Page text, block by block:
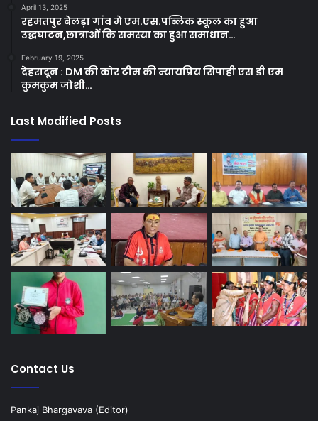
April 13, 2025
रहमतपुर बेलड़ा गांव मे एम.एस.पब्लिक स्कूल का हुआ
उद्धघाटन,छात्राओं कि समस्या का हुआ समाधान…
February 19, 2025
देहरादून : DM की कोर टीम की न्यायप्रिय सिपाही एस डी एम
कुमकुम जोशी…
Last Modified Posts
Contact Us
Pankaj Bhargavava (Editor)